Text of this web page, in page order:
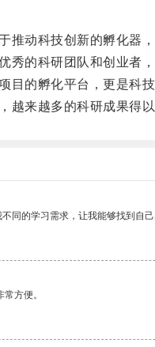
动科技创新的孵化器，
的科研团队和创业者，
的孵化平台，更是科技
来越多的科研成果得以
同的学习需求，让我能够找到自
方便。